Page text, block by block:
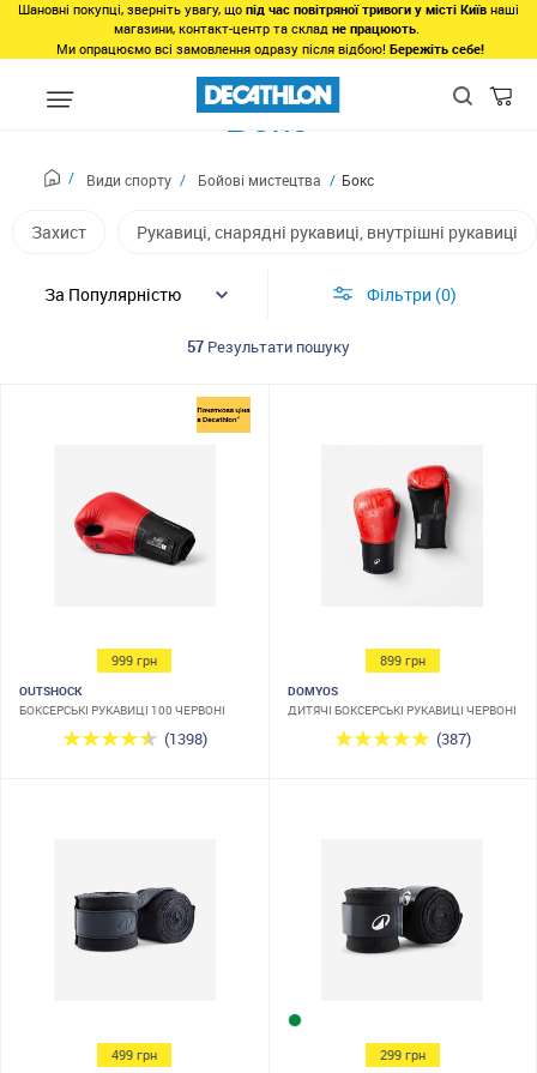
Шановні покупці, зверніть увагу, що під час повітряної тривоги у місті Київ наші
магазини, контакт-центр та склад не працюють.
Ми опрацюємо всі замовлення одразу після відбою! Бережіть себе!
Бокс
Види спорту Бойові мистецтва Бокс
Захист Рукавиці, снарядні рукавиці, внутрішні рукавиці
Фільтри 0
57 Результати пошуку
999 грн
OUTSHOCK
БОКСЕРСЬКІ РУКАВИЦІ 100 ЧЕРВОНІ
(1398)
899 грн
DOMYOS
ДИТЯЧІ БОКСЕРСЬКІ РУКАВИЦІ ЧЕРВОНІ
(387)
499 грн 299 грн